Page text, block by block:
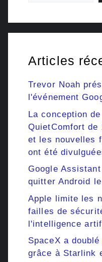
Articles
Trevor Noah
l'événement
La conception
QuietComfort de
et les nouvelles
ont été
Google
quitter Android
Apple limite les
failles de
l'intelligence
SpaceX a
grâce à Starlink